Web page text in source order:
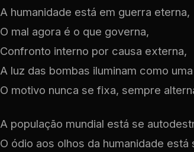
A humanidade está em guerra eterna,
O mal agora é o que governa,
Confronto interno por causa externa,
A luz das bombas iluminam como
O motivo nunca se fixa, sempre
A população mundial está se
O ódio aos olhos da humanidade está